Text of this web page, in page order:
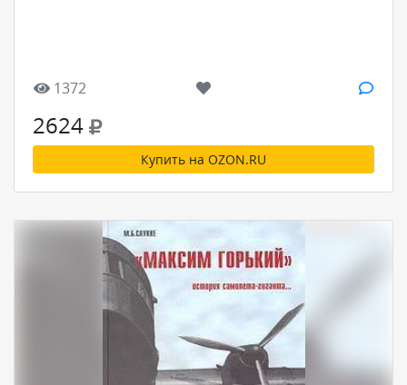
1372
2624
Купить на OZON.RU